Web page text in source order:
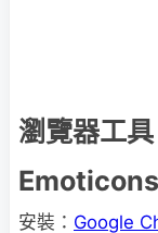
瀏覽器工
Emoticons
安裝： Google